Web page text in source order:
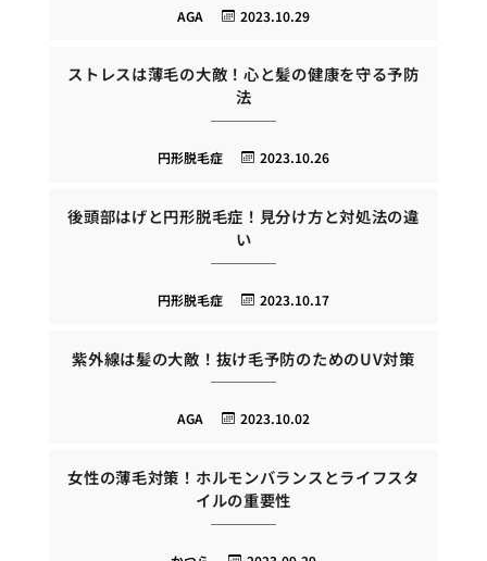
2023.10.29
AGA
ストレスは薄毛の大敵！心と髪の健康を守る予防
法
2023.10.26
円形脱毛症
後頭部はげと円形脱毛症！見分け方と対処法の違
い
2023.10.17
円形脱毛症
紫外線は髪の大敵！抜け毛予防のためのUV対策
2023.10.02
AGA
女性の薄毛対策！ホルモンバランスとライフスタ
イルの重要性